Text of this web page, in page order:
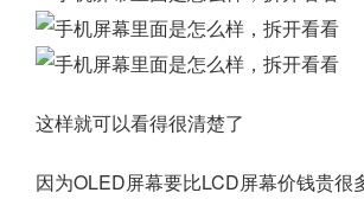
这样就可以看得很清楚了
因为OLED屏幕要比LCD屏幕价钱贵